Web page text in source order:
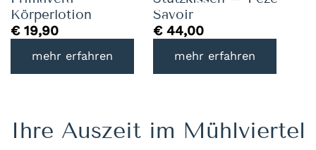
Körperlotion
€19,90
mehr erfahren
Savoir
€44,00
mehr erfahren
Ihre Auszeit im Mühlviertel